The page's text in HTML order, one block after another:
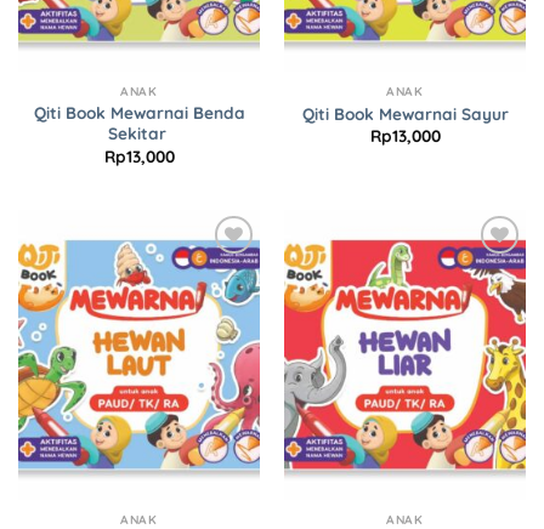
ANAK
Qiti Book Mewarnai Benda
Sekitar
Rp13,000
ANAK
Qiti Book Mewarnai Sayur
Rp13,000
Add to
Wishlist
ANAK
Add to
Wishlist
ANAK